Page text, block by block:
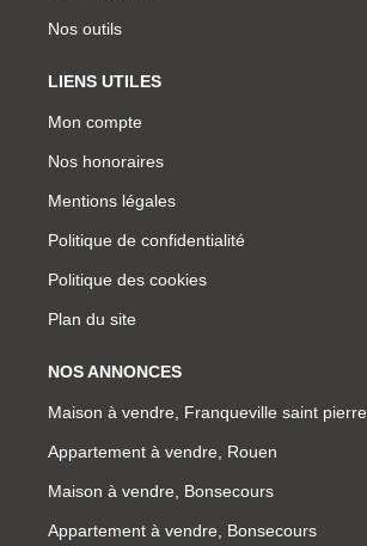
Nos outils
LIENS UTILES
Mon compte
Nos honoraires
Mentions légales
Politique de confidentialité
Politique des cookies
Plan du site
NOS ANNONCES
Maison à vendre, Franqueville saint pierre
Appartement à vendre, Rouen
Maison à vendre, Bonsecours
Appartement à vendre, Bonsecours